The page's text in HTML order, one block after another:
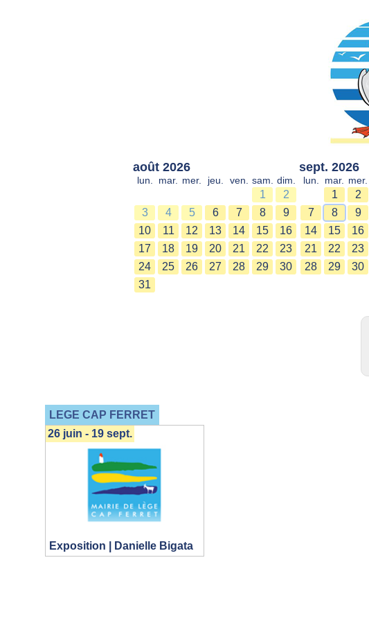
août 2026
lun. mar. mer. jeu. ven. sam. dim.
1
2
3
4 5 6 7 8
9
10
11 12 13 14 15
16
17
18 19 20 21 22
23
24
25 26 27 28 29
30
31
sept. 2026
lun. mar. mer.
1 2
7
8 9
14
15 16
21
22 23
28
29 30
LEGE CAP FERRET
Exposition | Danielle Bigata
26 juin - 19 sept.